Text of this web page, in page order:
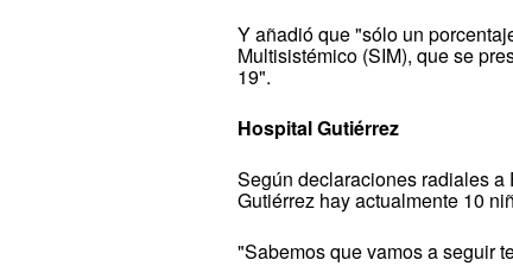
Y añadió que "sólo un
Multisistémico (SIM), que se
19".
Hospital Gutiérrez
Según declaraciones radiales
Gutiérrez hay actualmente 10
"Sabemos que vamos a seguir